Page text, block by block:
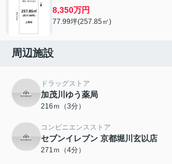
8,350万円
77.99坪(257.85㎡)
周辺施設
ドラッグストア
加茂川ゆう薬局
216ｍ（3分）
コンビニエンスストア
セブンイレブン 京都堀川玄以店
271ｍ（4分）